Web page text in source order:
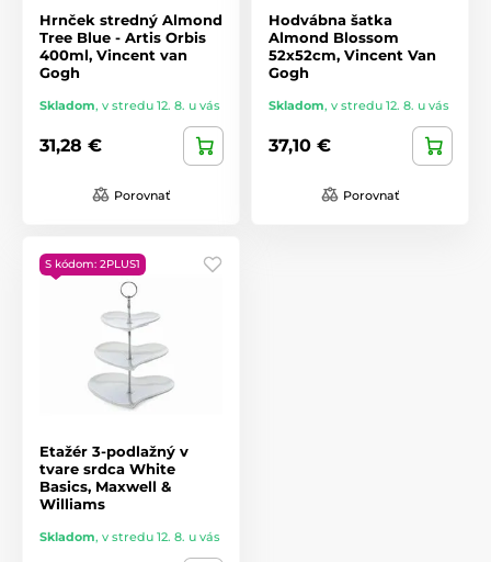
Hrnček stredný Almond
Tree Blue - Artis Orbis
400ml, Vincent van
Gogh
Skladom, v stredu 12. 8. u vás
31,28 €
Porovnať
Hodvábna šatka
Almond Blossom
52x52cm, Vincent Van
Gogh
Skladom, v stredu 12. 8. u vás
37,10 €
Porovnať
S kódom: 2PLUS1
Etažér 3-podlažný v
tvare srdca White
Basics, Maxwell &
Williams
Skladom, v stredu 12. 8. u vás